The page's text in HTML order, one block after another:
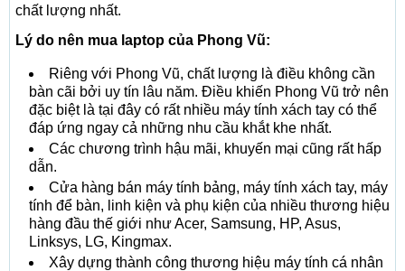
chất lượng nhất.
Lý do nên mua laptop của Phong Vũ:
Riêng với Phong Vũ, chất lượng là điều không cần
bàn cãi bởi uy tín lâu năm. Điều khiến Phong Vũ trở nên
đặc biệt là tại đây có rất nhiều máy tính xách tay có thể
đáp ứng ngay cả những nhu cầu khắt khe nhất.
Các chương trình hậu mãi, khuyến mại cũng rất hấp
dẫn.
Cửa hàng bán máy tính bảng, máy tính xách tay, máy
tính để bàn, linh kiện và phụ kiện của nhiều thương hiệu
hàng đầu thế giới như Acer, Samsung, HP, Asus,
Linksys, LG, Kingmax.
Xây dựng thành công thương hiệu máy tính cá nhân